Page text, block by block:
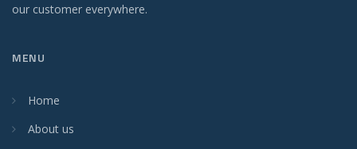
our customer everywhere.
MENU
Home
About us